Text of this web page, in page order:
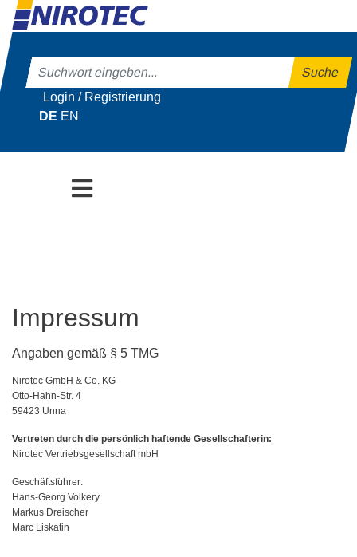
Login / Registrierung
DE EN
Impressum
Angaben gemäß § 5 TMG
Nirotec GmbH & Co. KG
Otto-Hahn-Str. 4
59423 Unna
Vertreten durch die persönlich haftende Gesellschafterin:
Nirotec Vertriebsgesellschaft mbH
Geschäftsführer:
Hans-Georg Volkery
Markus Dreischer
Marc Liskatin